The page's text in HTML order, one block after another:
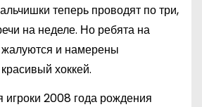
теперь проводят по три,
на неделе. Но ребята на
жалуются и намерены
хоккей.
2008 года рождения